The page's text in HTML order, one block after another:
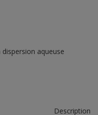
aqueuse
Description